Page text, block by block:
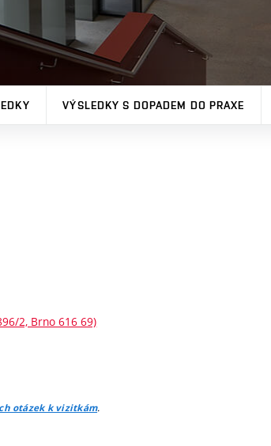
VÝSLEDKY S DOPADEM DO PRAXE
2, Brno 616 69)
otázek k vizitkám.